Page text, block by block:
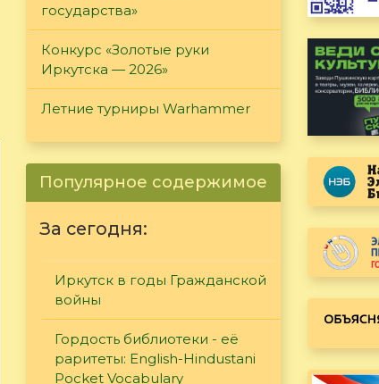
государства»
Конкурс «Золотые руки
Иркутска — 2026»
Летние турниры Warhammer
Популярное содержимое
За сегодня:
Иркутск в годы Гражданской
войны
Гордость библиотеки - её
раритеты: English-Hindustani
Pocket Vocabulary